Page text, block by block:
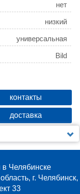
нет
низкий
универсальная
Bild
контакты
доставка
120x90x5
в Челябинске
г. Челябинск,
33